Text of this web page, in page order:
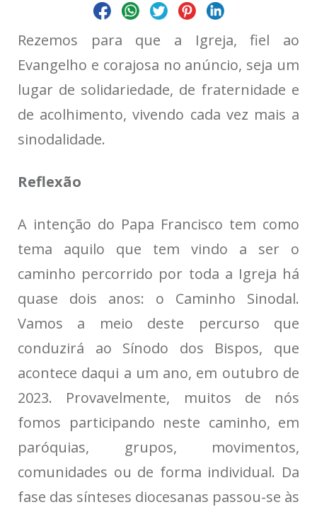
Rezemos para que a Igreja, fiel ao
Evangelho e corajosa no anúncio, seja um
lugar de solidariedade, de fraternidade e
de acolhimento, vivendo cada vez mais a
sinodalidade.
Reflexão
A intenção do Papa Francisco tem como
tema aquilo que tem vindo a ser o
caminho percorrido por toda a Igreja há
quase dois anos: o Caminho Sinodal.
Vamos a meio deste percurso que
conduzirá ao Sínodo dos Bispos, que
acontece daqui a um ano, em outubro de
2023. Provavelmente, muitos de nós
fomos participando neste caminho, em
paróquias, grupos, movimentos,
comunidades ou de forma individual. Da
fase das sínteses diocesanas passou-se às